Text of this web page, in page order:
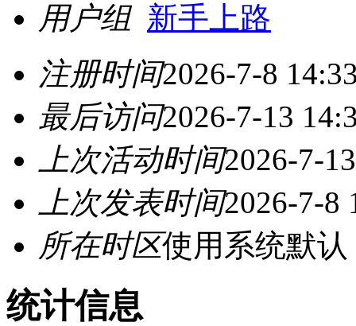
用户组 新手上路
注册时间2026-7-8
最后访问2026-7-13
上次活动时间2026-7-
上次发表时间2026-7-8
所在时区使用系统默认
统计信息